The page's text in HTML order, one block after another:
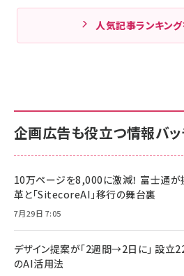
人気記事ランキング
企画広告も役立つ情報バッ
10万ページを8,000に激減！ 富士通が
革と「SitecoreAI」移行の舞台裏
7月29日 7:05
デザイン提案が「2週間→2日に」 設立
のAI活用法